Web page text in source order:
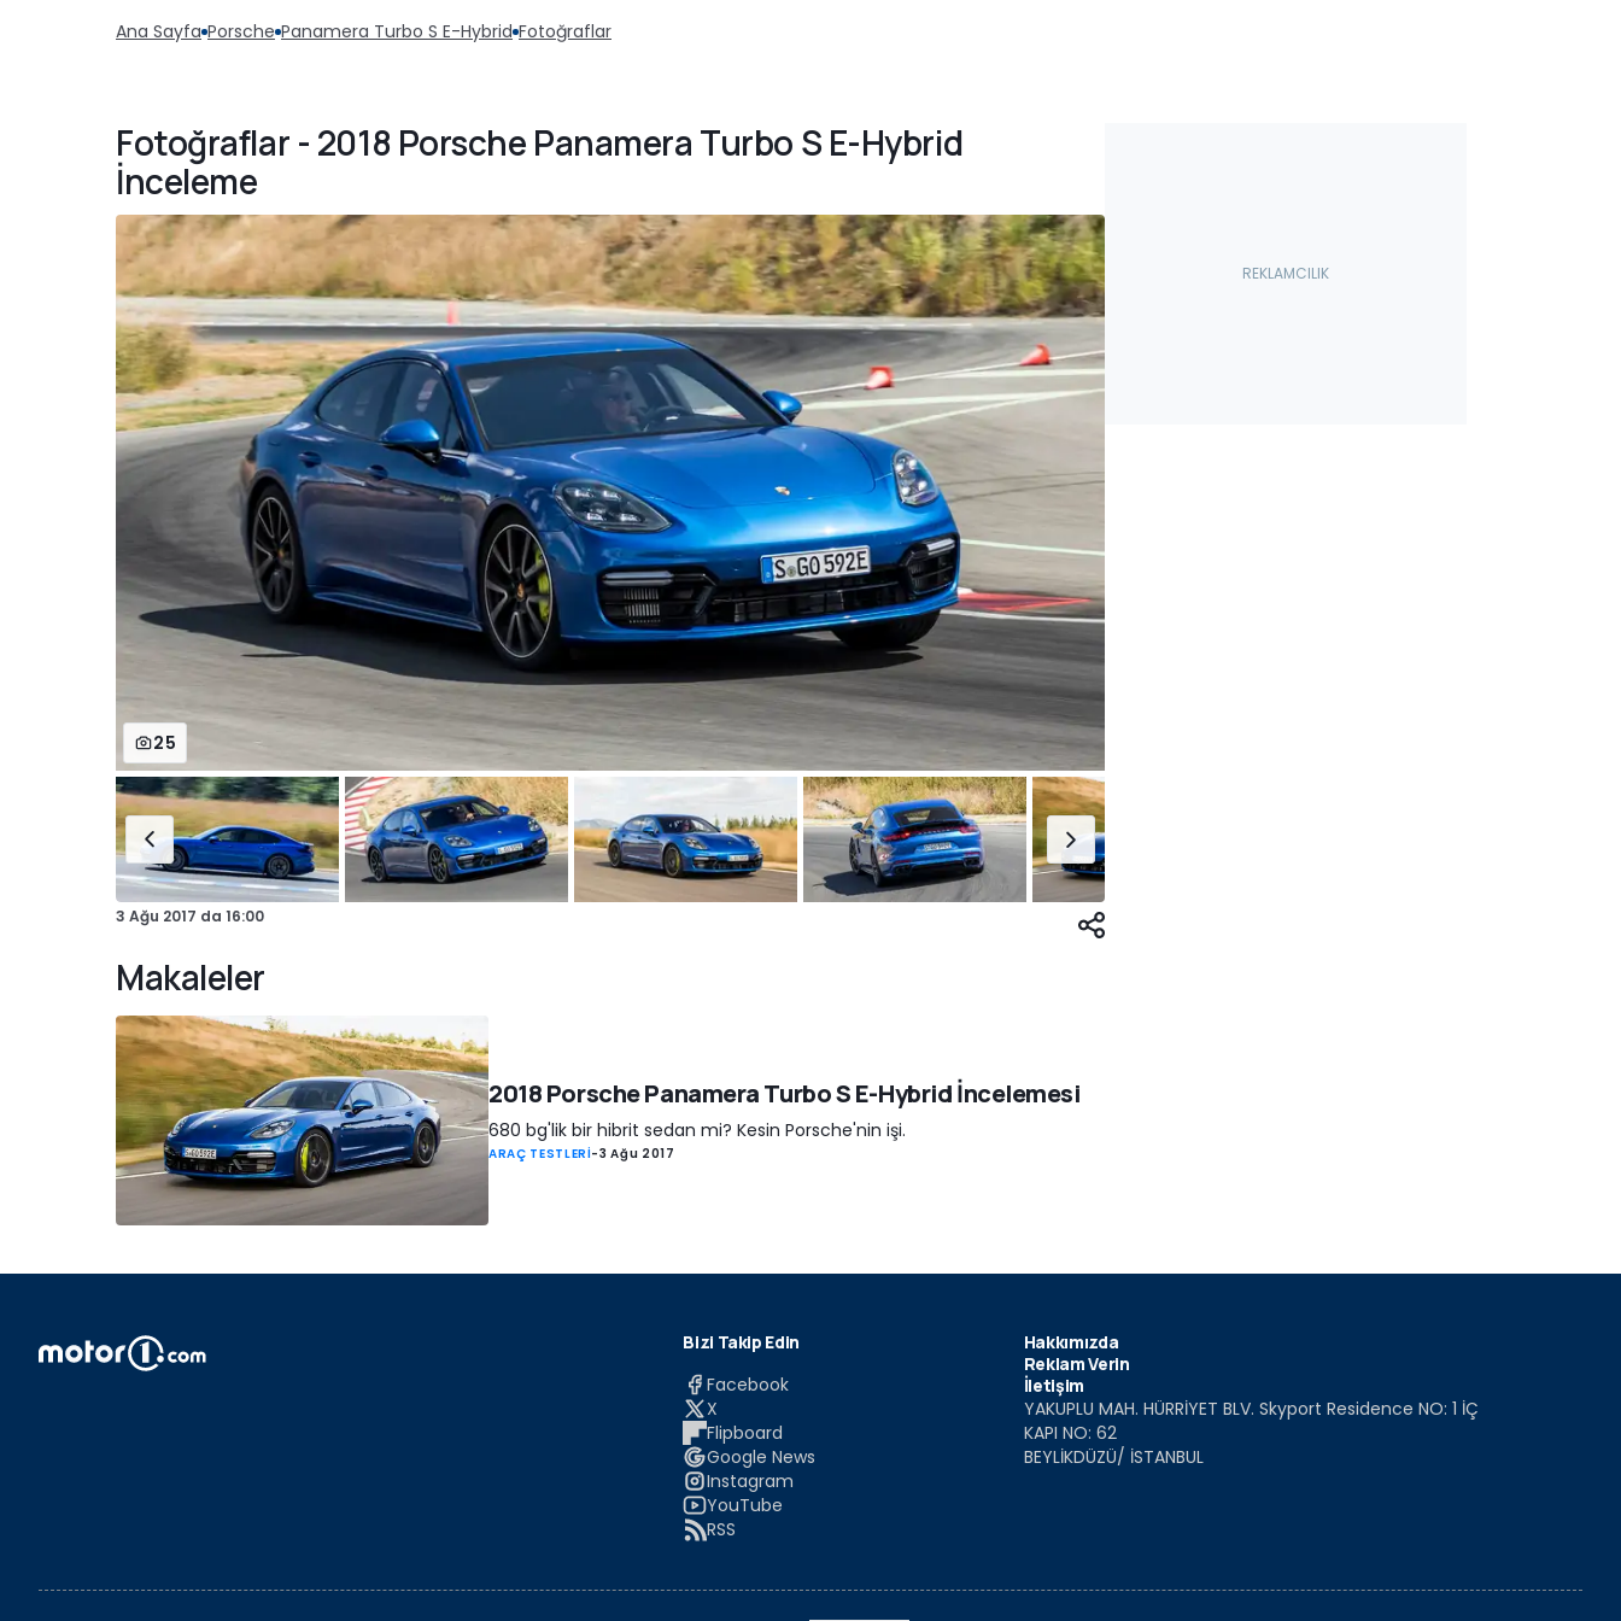
Ana Sayfa Porsche Panamera Turbo S E-Hybrid Fotoğraflar
Fotoğraflar - 2018 Porsche Panamera Turbo S E-Hybrid
İnceleme
25
3 Ağu 2017 da 16:00
Makaleler
2018 Porsche Panamera Turbo S E-Hybrid İncelemesi
680 bg'lik bir hibrit sedan mi? Kesin Porsche'nin işi.
ARAÇ TESTLERİ-3 Ağu 2017
Bizi Takip Edin
Facebook
X
Flipboard
Google News
Instagram
YouTube
RSS
Hakkımızda
Reklam Verin
İletişim
YAKUPLU MAH. HÜRRİYET BLV. Skyport Residence NO: 1 İÇ
KAPI NO: 62
BEYLİKDÜZÜ/ İSTANBUL